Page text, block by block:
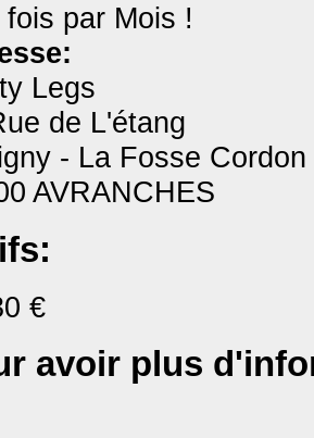
fois par Mois !
Legs
de L'étang
- La Fosse
AVRANCHES
€
avoir plus